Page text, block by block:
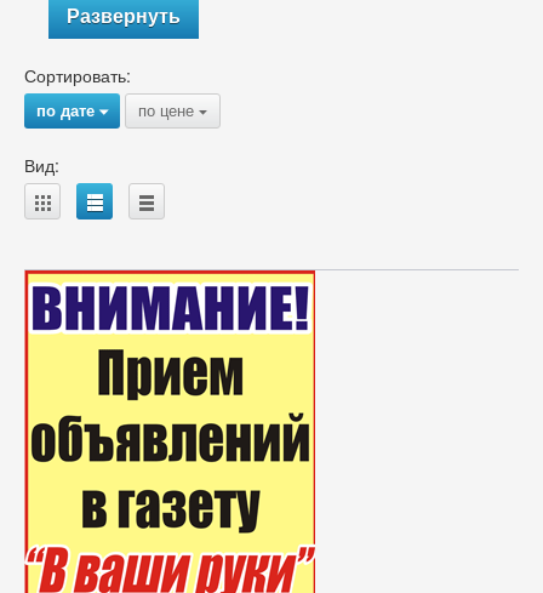
Развернуть
Сортировать:
по дате{ по цене {
Вид:
A B C